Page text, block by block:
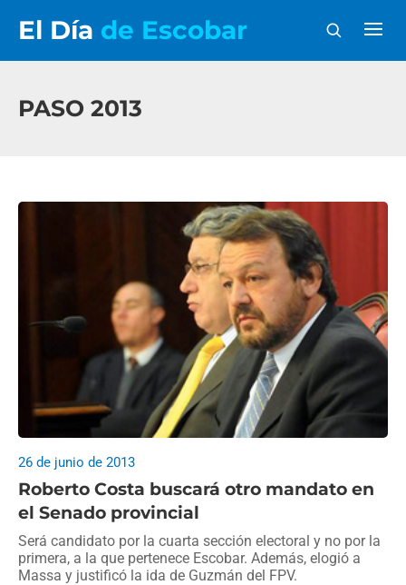
El Día de Escobar
PASO 2013
Roberto Costa buscará otro mandato en
el Senado provincial
26 de junio de 2013
Será candidato por la cuarta sección electoral y no por la
primera, a la que pertenece Escobar. Además, elogió a
Massa y justificó la ida de Guzmán del FPV.